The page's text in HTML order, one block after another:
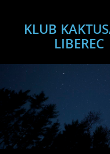
KLUB
LIBEREC